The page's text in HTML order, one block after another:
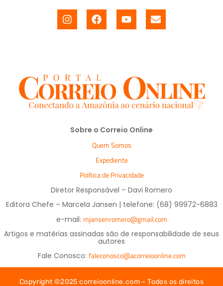
Sobre o Correio Online
Quem Somos
Expediente
Política de Privacidade
Diretor Responsável – Davi Romero
Editora Chefe – Marcela Jansen | telefone: (68) 99972-6883
e-mail: mjansenromero@gmail.com
Artigos e matérias assinadas são de responsabilidade de seus
autores
Fale Conosco: faleconosco@acorreioonline.com
Copyright ©2025 correioonline.com – Todos os direitos